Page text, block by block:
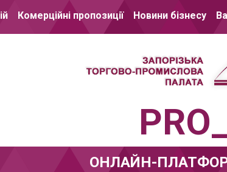
Комерційні пропозиції Новини бізнесу
ОНЛАЙН-